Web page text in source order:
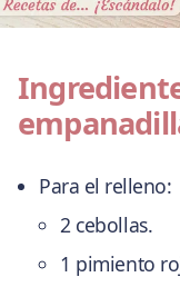
Para el relleno:
2 cebollas.
1 pimiento